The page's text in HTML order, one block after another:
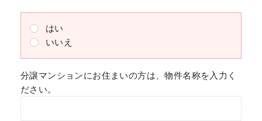
はい
いいえ
分譲マンションにお住まいの方は、物件名称を入力く
ださい。